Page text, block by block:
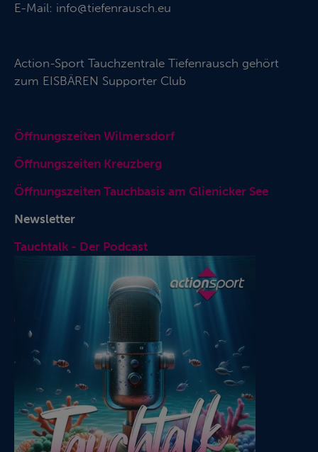
E-Mail: info@tiefenrausch.eu
Action-Sport Tauchzentrale Tiefenrausch gehört
zum EISBÄREN Supporter Club
Öffnungszeiten Wilmersdorf
Öffnungszeiten Kreuzberg
Öffnungszeiten Tauchbasis am Glienicker See
Newsletter
Tauchtalk - Der Podcast